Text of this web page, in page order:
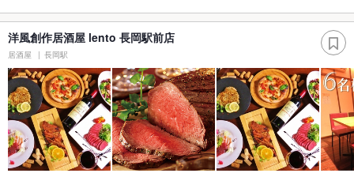
洋風創作居酒屋 lento 長岡駅前店
居酒屋 長岡駅